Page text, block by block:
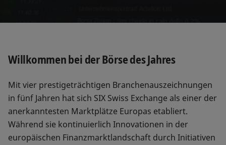
Willkommen bei der Börse des Jahres
Mit vier prestigeträchtigen Branchenauszeichnungen
in fünf Jahren hat sich SIX Swiss Exchange als einer der
anerkanntesten Marktplätze Europas etabliert.
Während sie kontinuierlich Innovationen in der
europäischen Finanzmarktlandschaft durch Initiativen